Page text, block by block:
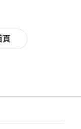
頁